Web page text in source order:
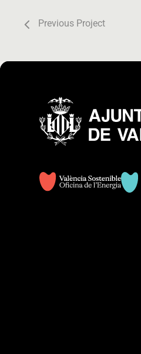
Previous Project